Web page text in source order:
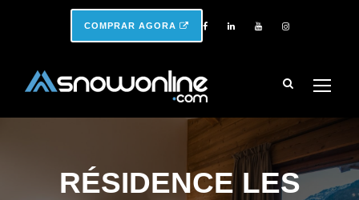
COMPRAR AGORA
RÉSIDENCE LES